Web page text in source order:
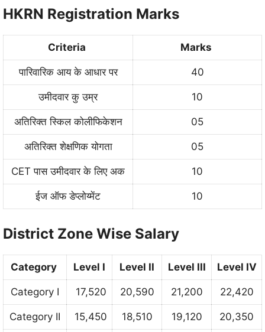
HKRN Registration Marks
Criteria Marks
पारिवारिक आय के आधार पर 40
उमीदवार कु उम्र 10
अतिरिक्त स्किल कोलीफिकेशन 05
अतिरिक्त शेक्षणिक योगता 05
CET पास उमीदवार के लिए अक 10
ईज ऑफ डेप्लोय्मेंट 10
District Zone Wise Salary
Category Level I Level II Level III Level IV
Category I 17,520 20,590 21,200 22,420
Category II 15,450 18,510 19,120 20,350